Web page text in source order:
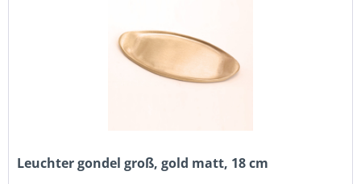
Leuchter gondel groß, gold matt, 18 cm